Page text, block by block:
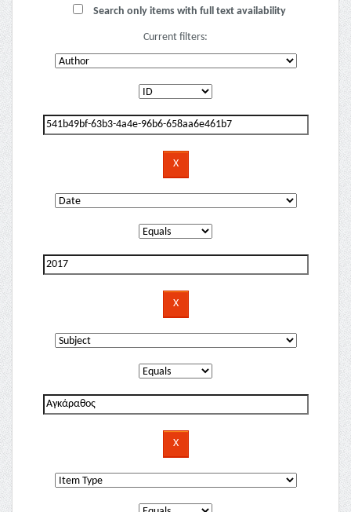
Search only items with full text availability
Current filters: